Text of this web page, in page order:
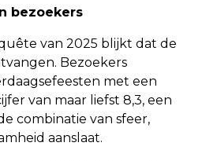
bezoekers
van 2025 blijkt dat de
Bezoekers
met een
van maar liefst 8,3, een
combinatie van sfeer,
aanslaat.